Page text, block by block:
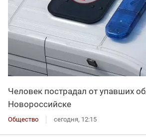
Человек пострадал от упавших
Новороссийске
Общество сегодня, 12:15